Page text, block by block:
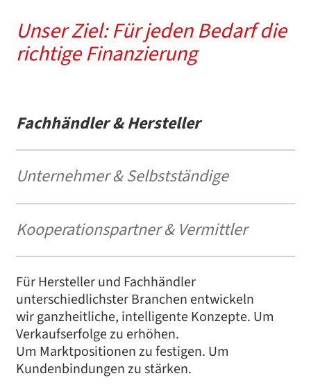
Unser Ziel: Für jeden Bedarf die
richtige Finanzierung
Fachhändler & Hersteller
Unternehmer & Selbstständige
Kooperationspartner & Vermittler
Für Hersteller und Fachhändler
unterschiedlichster Branchen entwickeln
wir ganzheitliche, intelligente Konzepte. Um
Verkaufserfolge zu erhöhen.
Um Marktpositionen zu festigen. Um
Kundenbindungen zu stärken.